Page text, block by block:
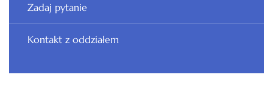
Zadaj pytanie
Kontakt z oddziałem